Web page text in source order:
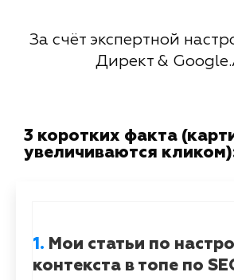
За счёт экспертной
Директ &
3 коротких факта
увеличиваются
1. Мои статьи по
контекста в топе по